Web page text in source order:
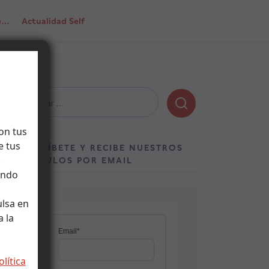
tus
tus
en
la
Actualidad Self
SUSCRÍBETE Y RECIBE NUESTROS
ARTÍCULOS POR EMAIL